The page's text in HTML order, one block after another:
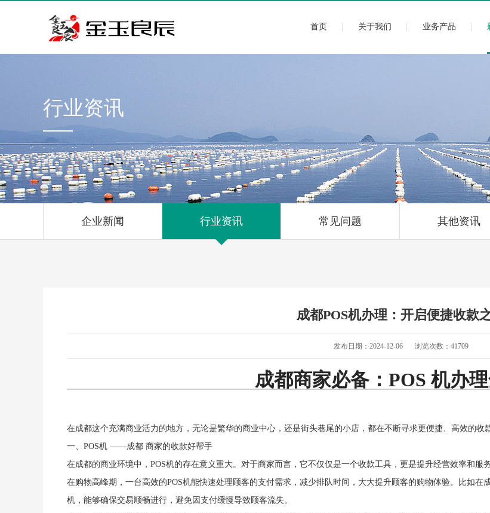
首页 关于我们 业务产品
行业资讯
企业新闻 行业资讯 常见问题 其他资讯
成都POS机办理：开启便捷收款
发布日期：2024-12-06 浏览次数： 41709
成都商家必备：POS 机办
在成都这个充满商业活力的地方，无论是繁华的商业中心，还是街头巷尾的小店，都在不断寻求更便捷、高效的收
一、POS机 ——成都 商家的收款好帮手
在成都的商业环境中，POS机的存在意义重大。对于商家而言，它不仅仅是一个收款工具，更是提升经营效率和服
在购物高峰期，一台高效的POS机能快速处理顾客的支付需求，减少排队时间，大大提升顾客的购物体验。比如在
机，能够确保交易顺畅进行，避免因支付缓慢导致顾客流失。